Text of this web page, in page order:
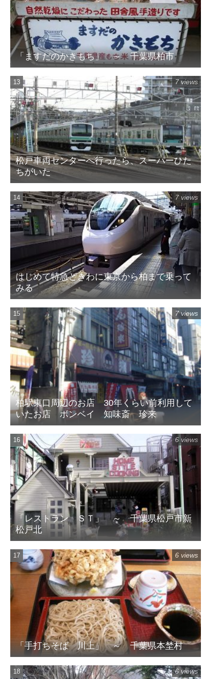
「ますだのかきもち」 ～ 千葉県柏市
松戸車両センターへ行ったら、スーパーひた
ちがいた
7 views
はじめて特急ときわに東京から柏まで乗って
みる
7 views
柏駅東口周辺のお店 30年くらい前利用して
いたお店 ボンベイ 知味斎 珍来
7 views
「レストラン ＳＴ」 ～ 千葉県松戸市新
松戸北
6 views
「手打ちそば 川上」 ～ 千葉県本埜村
6 views
6 views